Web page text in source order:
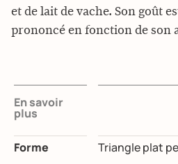
et de lait de vache. Son goût
prononcé en fonction de son
En savoir
plus
Forme Triangle plat